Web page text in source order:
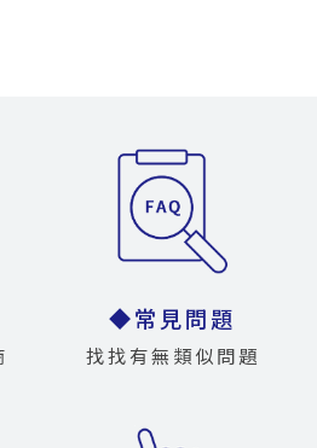
◆常見問題
找找有無類似問題